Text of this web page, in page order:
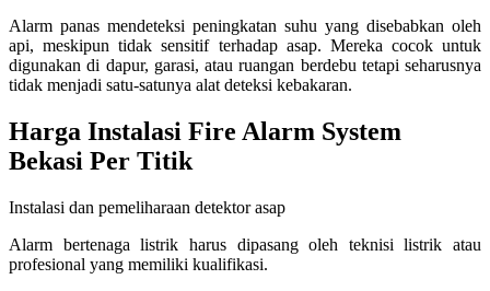
Alarm panas mendeteksi peningkatan suhu yang disebabkan oleh
api, meskipun tidak sensitif terhadap asap. Mereka cocok untuk
digunakan di dapur, garasi, atau ruangan berdebu tetapi seharusnya
tidak menjadi satu-satunya alat deteksi kebakaran.
Harga Instalasi Fire Alarm System
Bekasi Per Titik
Instalasi dan pemeliharaan detektor asap
Alarm bertenaga listrik harus dipasang oleh teknisi listrik atau
profesional yang memiliki kualifikasi.